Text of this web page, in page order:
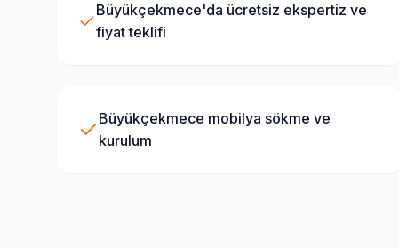
Büyükçekmece'da ücretsiz ekspertiz ve
fiyat teklifi
Büyükçekmece mobilya sökme ve
kurulum